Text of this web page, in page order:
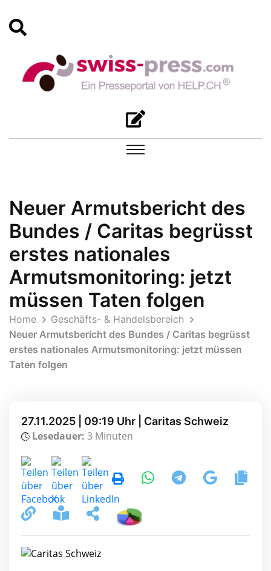
Neuer Armutsbericht des
Bundes / Caritas begrüsst
erstes nationales
Armutsmonitoring: jetzt
müssen Taten folgen
Home
Geschäfts- & Handelsbereich
Neuer Armutsbericht des Bundes / Caritas begrüsst
erstes nationales Armutsmonitoring: jetzt müssen
Taten folgen
27.11.2025 | 09:19 Uhr | Caritas Schweiz
Lesedauer: 3 Minuten